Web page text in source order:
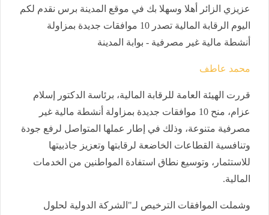
عزيزي الزائر أهلا وسهلا بك في موقع المدينة برس نقدم لكم
اليوم الرقابة المالية تصدر 10 موافقات جديدة بمزاولة
أنشطة مالية غير مصرفية - بوابة المدينة
محمد عاطف
قررت الهيئة العامة للرقابة المالية، برئاسة الدكتور إسلام
عزام، منح 10 موافقات جديدة بمزاولة أنشطة مالية غير
مصرفية متنوعة، وذلك في إطار عملها المتواصل لرفع جودة
وتنافسية القطاعات الخاضعة لرقابتها وتعزيز جاذبيتها
للاستثمار، وتوسيع نطاق استفادة المواطنين من الخدمات
المالية.
وشملت الموافقات الترخيص لـ"الشركة الدولية لحلول